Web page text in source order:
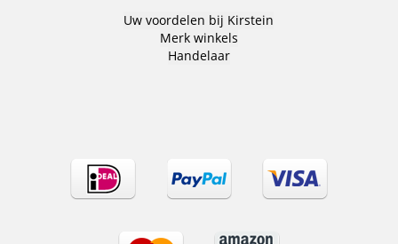
Uw voordelen bij Kirstein
Merk winkels
Handelaar